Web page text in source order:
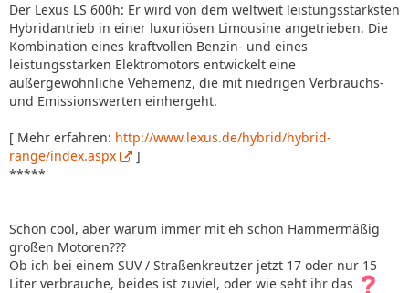
Der Lexus LS 600h: Er wird von dem weltweit leistungsstärksten
Hybridantrieb in einer luxuriösen Limousine angetrieben. Die
Kombination eines kraftvollen Benzin- und eines
leistungsstarken Elektromotors entwickelt eine
außergewöhnliche Vehemenz, die mit niedrigen Verbrauchs-
und Emissionswerten einhergeht.
[ Mehr erfahren: http://www.lexus.de/hybrid/hybrid-
range/index.aspx
]
*****
Schon cool, aber warum immer mit eh schon Hammermäßig
großen Motoren???
Ob ich bei einem SUV / Straßenkreutzer jetzt 17 oder nur 15
Liter verbrauche, beides ist zuviel, oder wie seht ihr das